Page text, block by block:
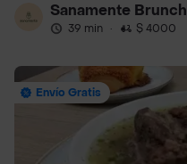
Sanamente Brunch
39 min · $ 4000
Envío Gratis